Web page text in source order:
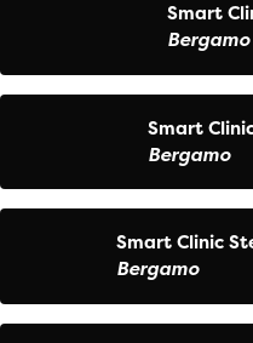
Smart
Bergamo
Smart
Bergamo
Smart Clinic
Bergamo